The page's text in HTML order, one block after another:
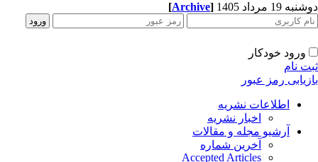
19 مرداد 1405 [Archive]
ورود خودکار
نام
رمز عبور
اطلاعات نشریه
اخبار نشریه
آرشیو مجله و مقالات
آخرین شماره
Accepted Articles